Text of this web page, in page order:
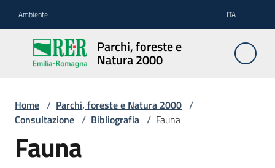
Ambiente ITA
Parchi, foreste e
Natura 2000
Parchi,
foreste
e
2000
Aree
Home / Parchi, foreste e Natura 2000 /
Consultazione / Bibliografia / Fauna
Fauna